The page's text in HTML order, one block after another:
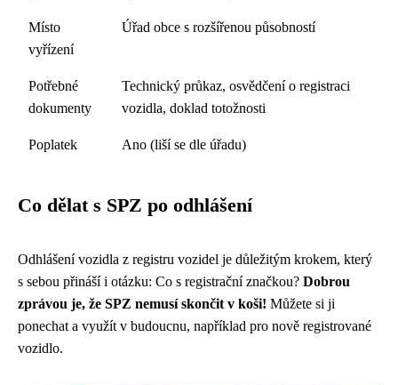
Místo
vyřízení
Úřad obce s rozšířenou působností
Potřebné
dokumenty
Technický průkaz, osvědčení o registraci
vozidla, doklad totožnosti
Poplatek Ano (liší se dle úřadu)
Co dělat s SPZ po odhlášení
Odhlášení vozidla z registru vozidel je důležitým krokem, který
s sebou přináší i otázku: Co s registrační značkou? Dobrou
zprávou je, že SPZ nemusí skončit v koši! Můžete si ji
ponechat a využít v budoucnu, například pro nově registrované
vozidlo.